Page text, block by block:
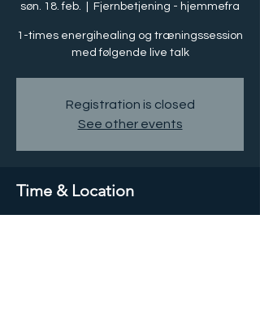
søn. 18. feb. Fjernbetjening - hjemmefra
1-times energihealing og træningssession
med følgende live talk
Registration is closed
See other events
Time & Location